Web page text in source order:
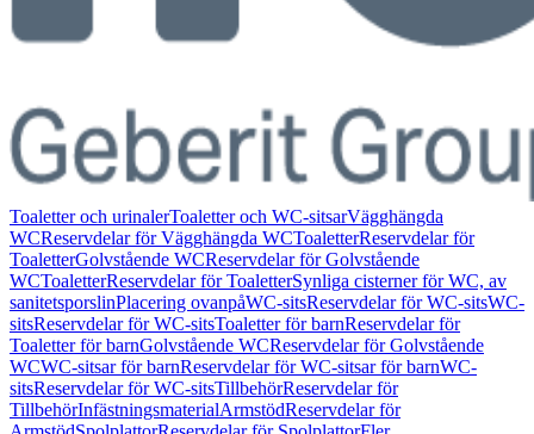
Toaletter och urinalerToaletter och WC-sitsarVägghängda
WCReservdelar för Vägghängda WCToaletterReservdelar för
ToaletterGolvstående WCReservdelar för Golvstående
WCToaletterReservdelar för ToaletterSynliga cisterner för WC, av
sanitetsporslinPlacering ovanpåWC-sitsReservdelar för WC-sitsWC-
sitsReservdelar för WC-sitsToaletter för barnReservdelar för
Toaletter för barnGolvstående WCReservdelar för Golvstående
WCWC-sitsar för barnReservdelar för WC-sitsar för barnWC-
sitsReservdelar för WC-sitsTillbehörReservdelar för
TillbehörInfästningsmaterialArmstödReservdelar för